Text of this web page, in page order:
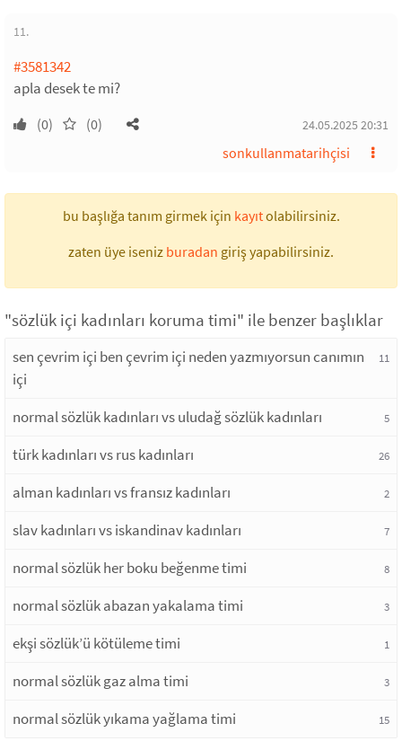
11.
#3581342
apla desek te mi?
(0) (0) 24.05.2025 20:31
sonkullanmatarihçisi
bu başlığa tanım girmek için kayıtolabilirsiniz.
zaten üye iseniz buradan giriş yapabilirsiniz.
"sözlük içi kadınları koruma timi" ile benzer başlıklar
sen çevrim içi ben çevrim içi neden yazmıyorsun canımın
içi
11
normal sözlük kadınları vs uludağ sözlük kadınları 5
türk kadınları vs rus kadınları 26
alman kadınları vs fransız kadınları 2
slav kadınları vs iskandinav kadınları 7
normal sözlük her boku beğenme timi 8
normal sözlük abazan yakalama timi 3
ekşi sözlük’ü kötüleme timi 1
normal sözlük gaz alma timi 3
normal sözlük yıkama yağlama timi 15